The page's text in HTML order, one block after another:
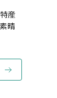
産
晴